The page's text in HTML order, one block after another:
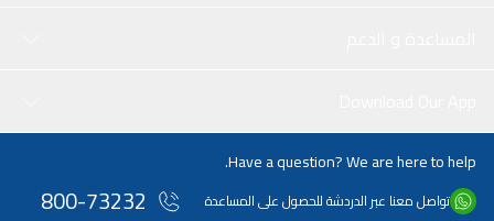
Have a question? We are here to help.
تواصل معنا عبر الدردشة للحصول على المساعدة 800-73232